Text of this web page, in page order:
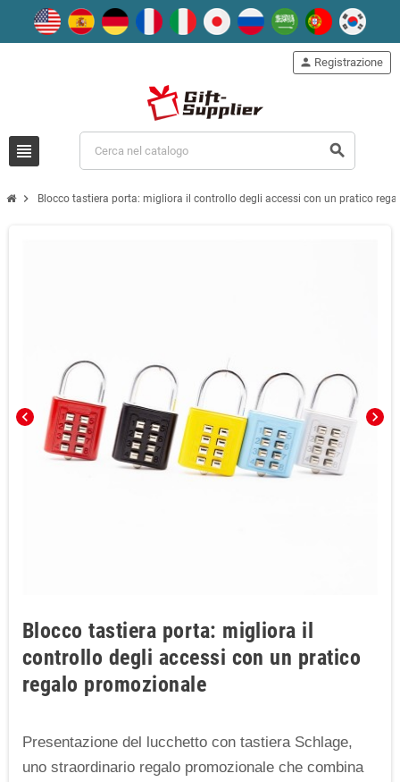
view_headline search
person Registrazione
chevron_right Blocco tastiera porta: migliora il controllo degli accessi con un pratico
chevron_left chevron_right
Blocco tastiera porta: migliora il
controllo degli accessi con un pratico
regalo promozionale
Presentazione del lucchetto con tastiera Schlage,
uno straordinario regalo promozionale che combina